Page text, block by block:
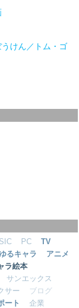
けん／トム・ゴ
PC
TV
ゆるキャラ
アニメ
ラ絵本
サンエックス
サー
ブログ
ート
企業